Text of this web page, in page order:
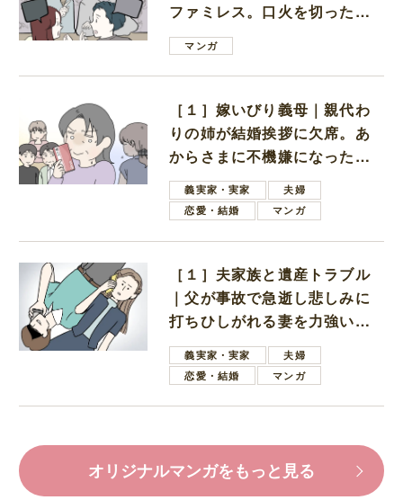
ファミレス。口火を切ったの
は電車好きの男の子ママ
マンガ
［１］嫁いびり義母｜親代わ
りの姉が結婚挨拶に欠席。あ
からさまに不機嫌になった義
母義実家・実家
夫婦
恋愛・結婚
マンガ
［１］夫家族と遺産トラブル
｜父が事故で急逝し悲しみに
打ちひしがれる妻を力強い言
葉で励ます夫
義実家・実家
夫婦
恋愛・結婚
マンガ
オリジナルマンガをもっと見る